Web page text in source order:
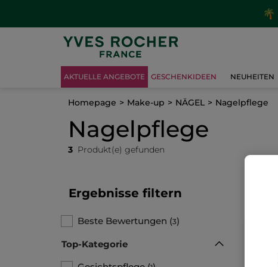
AKTUELLE ANGEBOTE GESCHENKIDEEN NEUHEITEN
Homepage Make-up NÄGEL Nagelpflege
Nagelpflege
3 Produkt(e) gefunden
Ergebnisse filtern
Beste Bewertungen (3)
Top-Kategorie